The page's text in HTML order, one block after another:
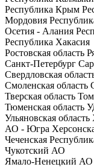
Республика Крым
Мордовия
Осетия - Алания
Республика Хакасия
Ростовская область
Санкт-Петербург
Свердловская
Смоленская область
Тверская область
Тюменская область
Ульяновская область
АО - Югра
Чеченская
Чукотский АО
Ямало-Ненецкий АО